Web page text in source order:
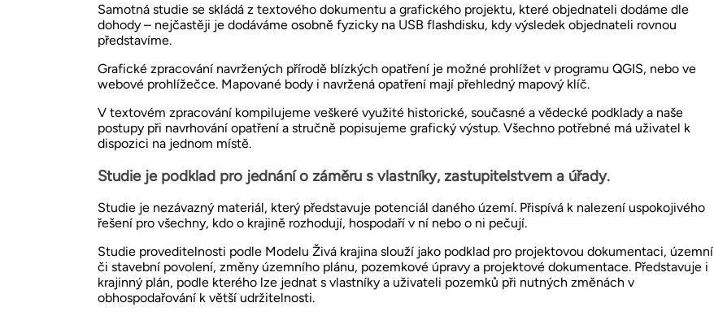
Samotná studie se skládá z textového dokumentu a grafického projektu, které objednateli dodáme dle
dohody – nejčastěji je dodáváme osobně fyzicky na USB flashdisku, kdy výsledek objednateli rovnou
představíme.
Grafické zpracování navržených přírodě blízkých opatření je možné prohlížet v programu QGIS, nebo ve
webové prohlížečce. Mapované body i navržená opatření mají přehledný mapový klíč.
V textovém zpracování kompilujeme veškeré využité historické, současné a vědecké podklady a naše
postupy při navrhování opatření a stručně popisujeme grafický výstup. Všechno potřebné má uživatel k
dispozici na jednom místě.
Studie je podklad pro jednání o záměru s vlastníky, zastupitelstvem a úřady.
Studie je nezávazný materiál, který představuje potenciál daného území. Přispívá k nalezení uspokojivého
řešení pro všechny, kdo o krajině rozhodují, hospodaří v ní nebo o ni pečují.
Studie proveditelnosti podle Modelu Živá krajina slouží jako podklad pro projektovou dokumentaci, územní
či stavební povolení, změny územního plánu, pozemkové úpravy a projektové dokumentace. Představuje i
krajinný plán, podle kterého lze jednat s vlastníky a uživateli pozemků při nutných změnách v
obhospodařování k větší udržitelnosti.